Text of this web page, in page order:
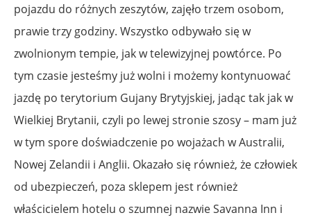
pojazdu do różnych zeszytów, zajęło trzem osobom,
prawie trzy godziny. Wszystko odbywało się w
zwolnionym tempie, jak w telewizyjnej powtórce. Po
tym czasie jesteśmy już wolni i możemy kontynuować
jazdę po terytorium Gujany Brytyjskiej, jadąc tak jak w
Wielkiej Brytanii, czyli po lewej stronie szosy – mam już
w tym spore doświadczenie po wojażach w Australii,
Nowej Zelandii i Anglii. Okazało się również, że człowiek
od ubezpieczeń, poza sklepem jest również
właścicielem hotelu o szumnej nazwie Savanna Inn i